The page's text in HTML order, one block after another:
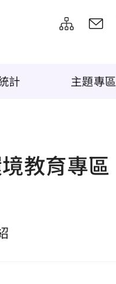
計 主題專區
教育專區